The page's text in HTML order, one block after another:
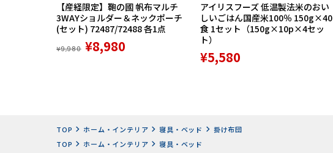
【産経限定】鞄の國 帆布マルチ
3WAYショルダー＆ネックポーチ
(セット) 72487/72488 各1点
¥9,980 ¥8,980
アイリスフーズ 低温製法米のおい
しいごはん国産米100％ 150g×40
食 1セット（150g×10p×4セッ
ト）
¥5,580
TOP ホーム・インテリア 寝具・ベッド
掛け布団
TOP
ホーム・インテリア
寝具・ベッド